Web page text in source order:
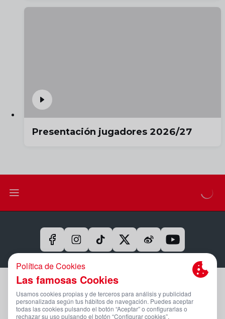
Presentación jugadores 2026/27
Aviso Legal Y Condiciones De Uso